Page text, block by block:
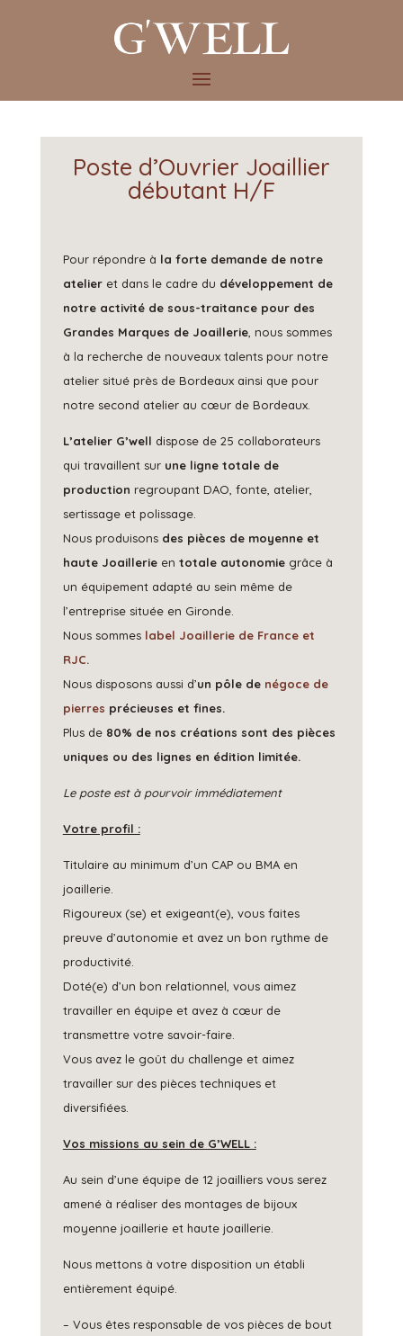
Poste d’Ouvrier Joaillier
débutant H/F
Pour répondre à la forte demande de notre
atelieret dans le cadre du développement de
notre activité de sous-traitance pour des
Grandes Marques de Joaillerie, nous sommes
à la recherche de nouveaux talents pour notre
atelier situé près de Bordeaux ainsi que pour
notre second atelier au cœurde Bordeaux.
L’atelier G’well dispose de 25 collaborateurs
qui travaillent sur une ligne totale de
production regroupant DAO, fonte, atelier,
sertissage et polissage.
Nous produisons des pièces de moyenne et
haute Joaillerieen totale autonomiegrâce à
un équipement adapté au sein même de
l’entreprise située en Gironde.
Nous sommes label Joaillerie de France et
RJC.
Nous disposons aussi d’un pôle de négoce de
pierres précieuses et fines.
Plus de 80% de nos créations sont des pièces
uniques ou des lignes en édition limitée.
Le poste est à pourvoir immédiatement
Votre profil :
Titulaire au minimum d’un CAP ou BMA en
joaillerie.
Rigoureux (se) et exigeant(e), vous faites
preuve d’autonomie et avez un bon rythme de
productivité.
Doté(e) d’un bon relationnel, vous aimez
travailler en équipe et avez à cœur de
transmettre votre savoir-faire.
Vous avez le goût du challenge et aimez
travailler sur des pièces techniques et
diversifiées.
Vos missions au sein de G’WELL :
Au sein d’une équipe de 12 joailliers vous serez
amené à réaliser des montages de bijoux
moyenne joaillerie et haute joaillerie.
Nous mettons à votre disposition un établi
entièrement équipé.
– Vous êtes responsable de vos pièces de bout